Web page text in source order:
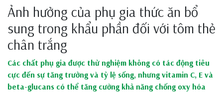
Ảnh hưởng của phụ gia thức ăn bổ
sung trong khẩu phần đối với tôm thẻ
chân trắng
Các chất phụ gia được thử nghiệm không có tác động tiêu
cực đến sự tăng trưởng và tỷ lệ sống, nhưng vitamin C, E và
beta-glucans có thể tăng cường khả năng chống oxy hóa